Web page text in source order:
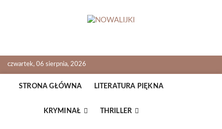
czwartek, 06 sierpnia, 2026
STRONA GŁÓWNA LITERATURA PIĘKNA
KRYMINAŁ THRILLER